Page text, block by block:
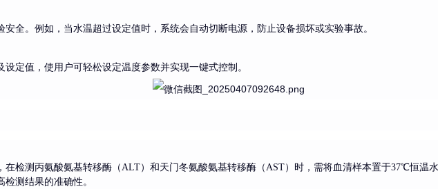
全。例如，当水温超过设定值时，系统会自动切断电源，防止设备损坏或实验事故。
定值，使用户可轻松设定温度参数并实现一键式控制。
检测丙氨酸氨基转移酶（ALT）和天门冬氨酸氨基转移酶（AST）时，需将血清样本置于37℃恒温
测结果的准确性。